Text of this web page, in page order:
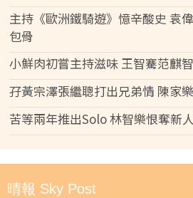
主持《歐洲鐵騎遊》憶辛酸史 袁
包骨
小鮮肉初嘗主持滋味 王智騫范麒
孖黃宗澤張繼聰打出兄弟情 陳家
苦等兩年推出Solo 林智樂恨奪新
晴報 Sky Post